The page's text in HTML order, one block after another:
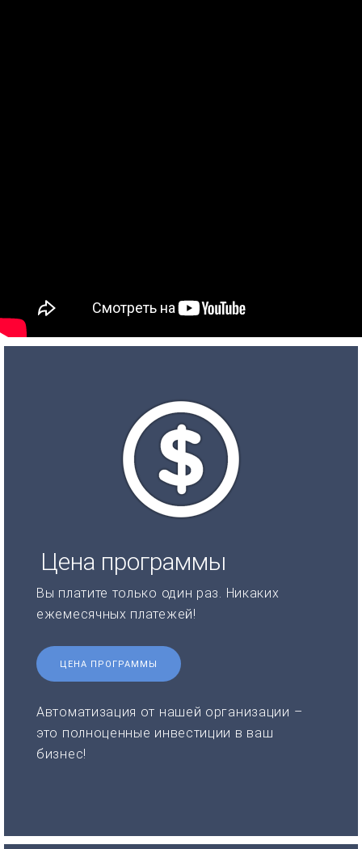
Цена программы
Вы платите только один раз. Никаких
ежемесячных платежей!
ЦЕНА ПРОГРАММЫ
Автоматизация от нашей организации –
это полноценные инвестиции в ваш
бизнес!